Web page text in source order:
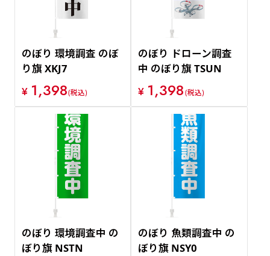
のぼり 環境調査 のぼ
り旗 XKJ7
¥ 1,398(税込)
のぼり ドローン調査
中 のぼり旗 TSUN
¥ 1,398(税込)
のぼり 環境調査中 の
ぼり旗 NSTN
のぼり 魚類調査中 の
ぼり旗 NSY0